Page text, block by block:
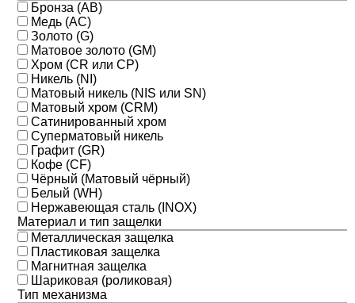
Бронза (AB)
Медь (AC)
Золото (G)
Матовое золото (GM)
Хром (CR или CP)
Никель (NI)
Матовый никель (NIS или SN)
Матовый хром (CRM)
Сатинированный хром
Суперматовый никель
Графит (GR)
Кофе (CF)
Чёрный (Матовый чёрный)
Белый (WH)
Нержавеющая сталь (INOX)
Материал и тип защелки
Металлическая защелка
Пластиковая защелка
Магнитная защелка
Шариковая (роликовая)
Тип механизма